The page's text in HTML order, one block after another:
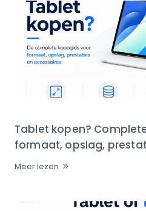
Tablet kopen?
formaat, opslag,
Meer lezen